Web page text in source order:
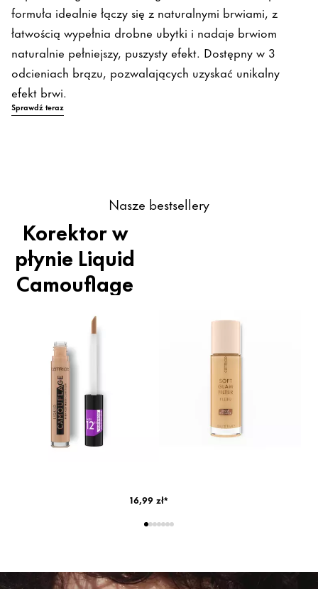
formuła idealnie łączy się z naturalnymi brwiami, z
łatwością wypełnia drobne ubytki i nadaje brwiom
naturalnie pełniejszy, puszysty efekt. Dostępny w 3
odcieniach brązu, pozwalających uzyskać unikalny
efekt brwi.
Sprawdź teraz
Nasze bestsellery
Korektor w
płynie Liquid
Camouflage
16,99 zł*